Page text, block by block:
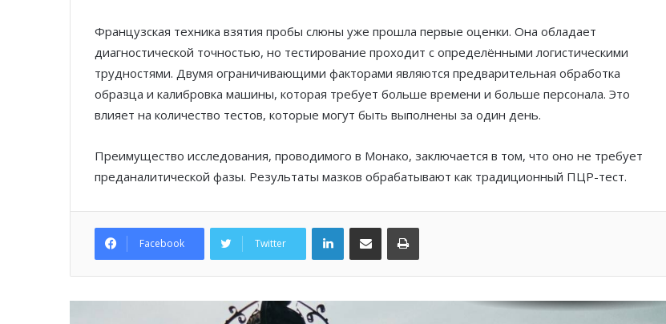
Французская техника взятия пробы слюны уже прошла первые оценки. Она обладает
диагностической точностью, но тестирование проходит с определёнными логистическими
трудностями. Двумя ограничивающими факторами являются предварительная обработка
образца и калибровка машины, которая требует больше времени и больше персонала. Это
влияет на количество тестов, которые могут быть выполнены за один день.
Преимущество исследования, проводимого в Монако, заключается в том, что оно не требует
преданалитической фазы. Результаты мазков обрабатывают как традиционный ПЦР-тест.
Facebook Twitter
LinkedInПоделиться по электронной почте Распечатать
После финиша начинается главное:
Монако подсчитывает
экономическую ценность Гран-при
Формулы-1
Отели Монако стали главным
гостеприимства
Шарлен посетили 77-й Бал
паузой